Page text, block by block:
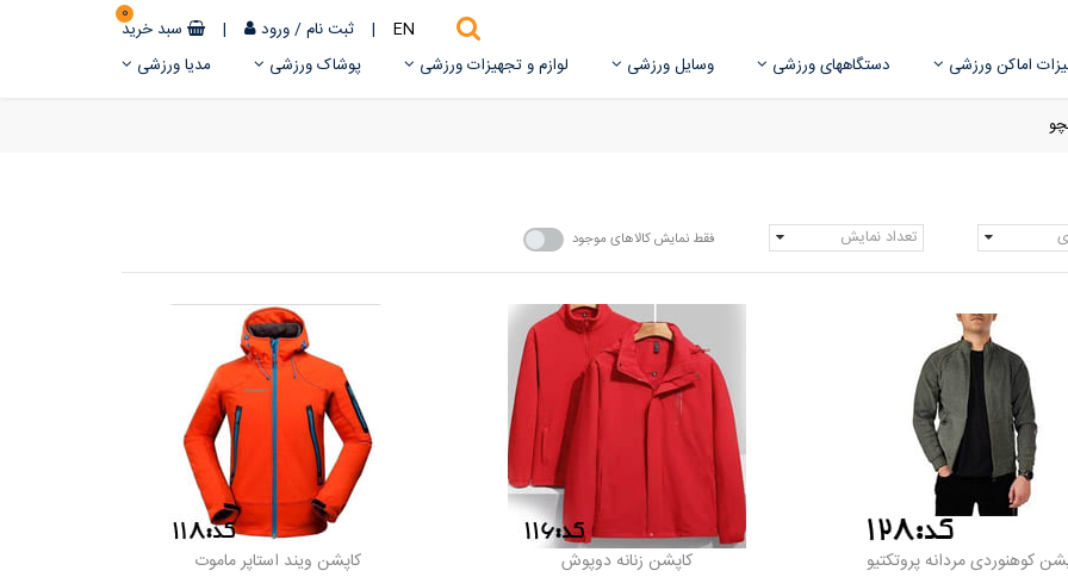
EN
| ثبت نام/ورود | سبد خرید
0
اماکن ورزشی دستگاههای ورزشی وسایل ورزشی لوازم و تجهیزات ورزشی پوشاک ورزشی مدیا ورزشی
تعداد نمایش فقط نمایش کالاهای موجود
کوهنوردی مردانه پروتکتیو کاپشن زنانه دوپوش کاپشن ویند استاپر ماموت